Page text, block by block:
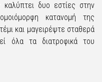
δυο εστίες στην
κατανομή της
και μαγειρέψτε σταθερά
όλα τα διατροφικά του